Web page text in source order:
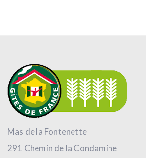
Mas de la Fontenette
291 Chemin de la Condamine